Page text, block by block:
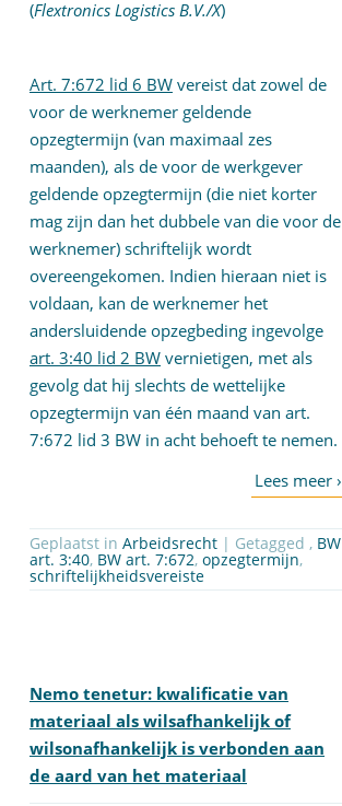
(Flextronics Logistics B.V./X)
Art. 7:672 lid 6 BW vereist dat zowel de
voor de werknemer geldende
opzegtermijn (van maximaal zes
maanden), als de voor de werkgever
geldende opzegtermijn (die niet korter
mag zijn dan het dubbele van die voor de
werknemer) schriftelijk wordt
overeengekomen. Indien hieraan niet is
voldaan, kan de werknemer het
andersluidende opzegbeding ingevolge
art. 3:40 lid 2 BW vernietigen, met als
gevolg dat hij slechts de wettelijke
opzegtermijn van één maand van art.
7:672 lid 3 BW in acht behoeft te nemen.
Geplaatst in Arbeidsrecht | Getagged , BW
art. 3:40, BW art. 7:672, opzegtermijn,
schriftelijkheidsvereiste
Nemo tenetur: kwalificatie van
materiaal als wilsafhankelijk of
wilsonafhankelijk is verbonden aan
de aard van het materiaal